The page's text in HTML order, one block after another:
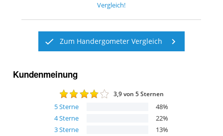
Vergleich!
Zum Handergometer Vergleich
Kundenmeinung
3,9von 5 Sternen
5Sterne 48%
4Sterne 22%
3Sterne 13%